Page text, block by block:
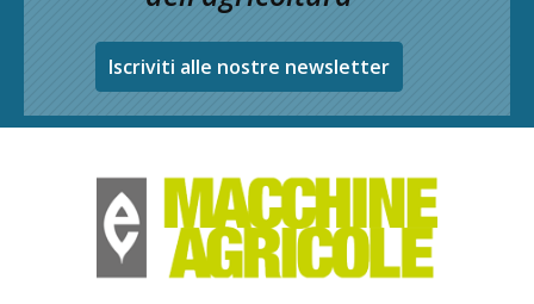
Iscriviti alle nostre newsletter